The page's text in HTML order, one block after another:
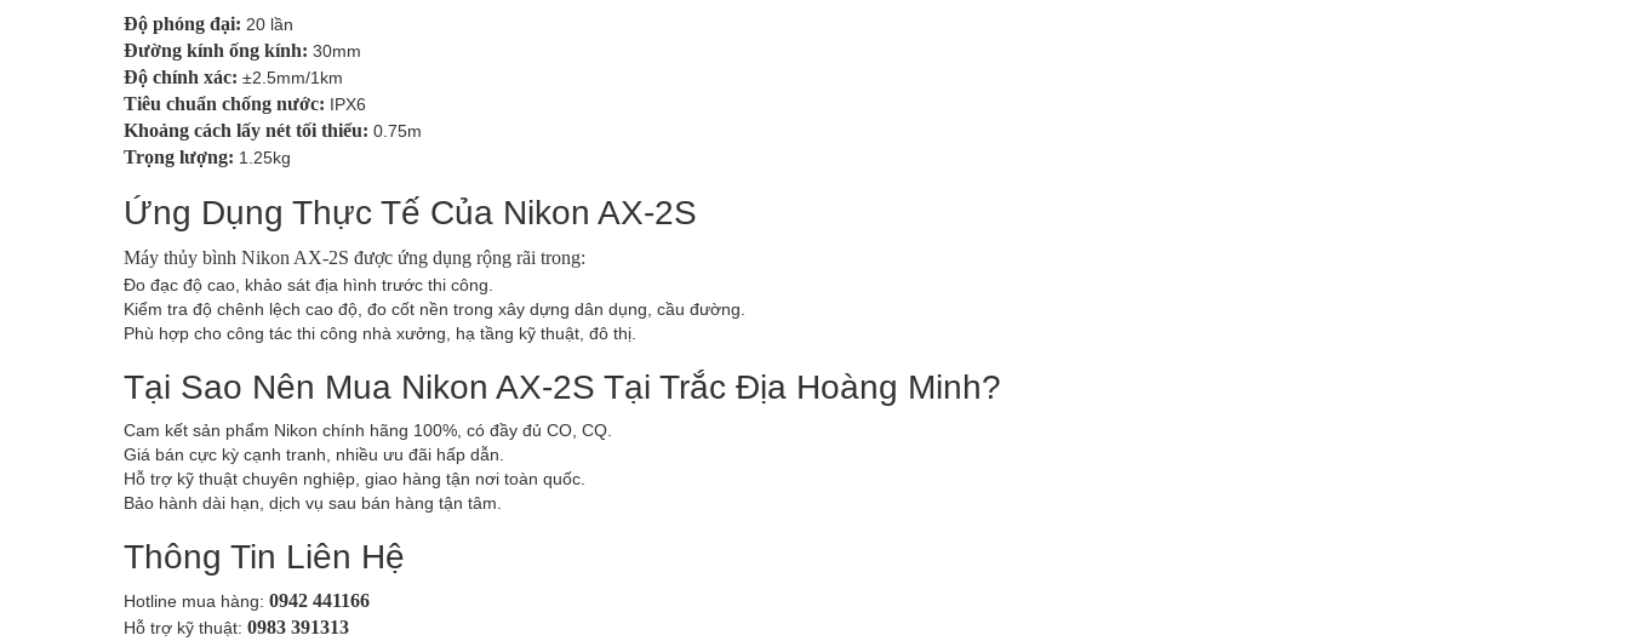
Độ phóng đại: 20 lần
Đường kính ống kính: 30mm
Độ chính xác: ±2.5mm/1km
Tiêu chuẩn chống nước: IPX6
Khoảng cách lấy nét tối thiểu: 0.75m
Trọng lượng: 1.25kg
Ứng Dụng Thực Tế Của Nikon AX-2S
Máy thủy bình Nikon AX-2S được ứng dụng rộng rãi trong:
Đo đạc độ cao, khảo sát địa hình trước thi công.
Kiểm tra độ chênh lệch cao độ, đo cốt nền trong xây dựng dân dụng, cầu đường.
Phù hợp cho công tác thi công nhà xưởng, hạ tầng kỹ thuật, đô thị.
Tại Sao Nên Mua Nikon AX-2S Tại Trắc Địa Hoàng Minh?
Cam kết sản phẩm Nikon chính hãng 100%, có đầy đủ CO, CQ.
Giá bán cực kỳ cạnh tranh, nhiều ưu đãi hấp dẫn.
Hỗ trợ kỹ thuật chuyên nghiệp, giao hàng tận nơi toàn quốc.
Bảo hành dài hạn, dịch vụ sau bán hàng tận tâm.
Thông Tin Liên Hệ
Hotline mua hàng: 0942 441166
Hỗ trợ kỹ thuật: 0983 391313